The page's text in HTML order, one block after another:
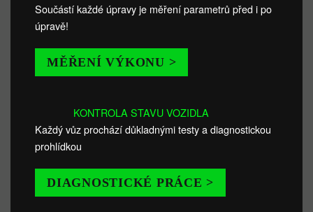
Součástí každé úpravy je měření parametrů před i po
úpravě!
MĚŘENÍ VÝKONU >
KONTROLA STAVU VOZIDLA
Každý vůz prochází důkladnými testy a diagnostickou
prohlídkou
DIAGNOSTICKÉ PRÁCE >